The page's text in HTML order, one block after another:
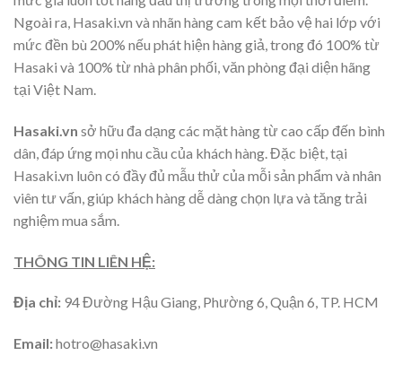
Ngoài ra, Hasaki.vn và nhãn hàng cam kết bảo vệ hai lớp với
mức đền bù 200% nếu phát hiện hàng giả, trong đó 100% từ
Hasaki và 100% từ nhà phân phối, văn phòng đại diện hãng
tại Việt Nam.
Hasaki.vn sở hữu đa dạng các mặt hàng từ cao cấp đến bình
dân, đáp ứng mọi nhu cầu của khách hàng. Đặc biệt, tại
Hasaki.vn luôn có đầy đủ mẫu thử của mỗi sản phẩm và nhân
viên tư vấn, giúp khách hàng dễ dàng chọn lựa và tăng trải
nghiệm mua sắm.
THÔNG TIN LIÊN HỆ:
Địa chỉ: 94 Đường Hậu Giang, Phường 6, Quận 6, TP. HCM
Email:hotro@hasaki.vn